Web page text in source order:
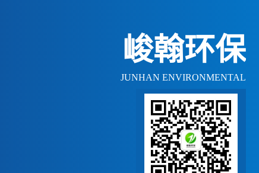
峻翰环保
JUNHAN ENVIRONMENTAL